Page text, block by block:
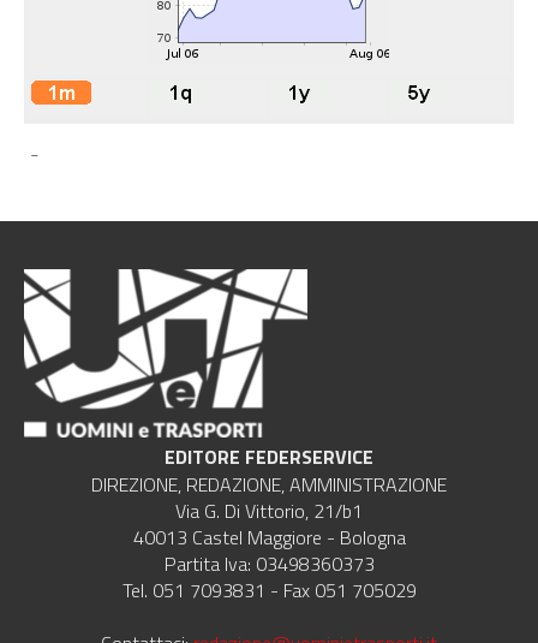
-
EDITORE FEDERSERVICE
DIREZIONE, REDAZIONE, AMMINISTRAZIONE
Via G. Di Vittorio, 21/b1
40013 Castel Maggiore - Bologna
Partita Iva: 03498360373
Tel. 051 7093831 - Fax 051 705029